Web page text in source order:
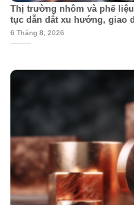
Thị trường nhôm và phế
tục dẫn dắt xu hướng, giao
6 Tháng 8, 2026